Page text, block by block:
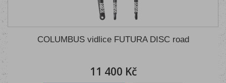
COLUMBUS vidlice FUTURA DISC road
11 400 Kč